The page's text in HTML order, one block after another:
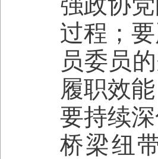
过程；
员委员
履职效
要持续
桥梁纽